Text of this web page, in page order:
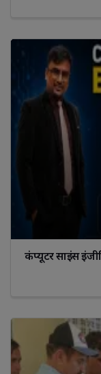
कंप्यूटर साइंस